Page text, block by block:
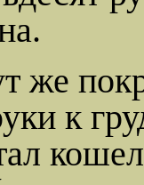
же
к